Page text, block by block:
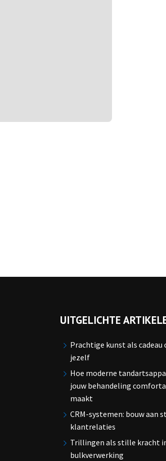
UITGELICHTE
Prachtige kunst als cadeau
jezelf
Hoe moderne
jouw behandeling
maakt
CRM-systemen: bouw aan
klantrelaties
Trillingen als stille kracht
bulkverwerking